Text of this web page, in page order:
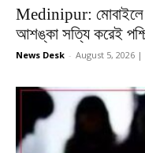
Medinipur: মোবাইলে
আশঙ্কা সত্যি করেই
News Desk - August 5, 2026 |